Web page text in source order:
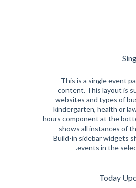
This is a single event
content. This layout is
websites and types of
kindergarten, health or
hours component at the
shows all instances of
Build-in sidebar widgets
events in the
Today